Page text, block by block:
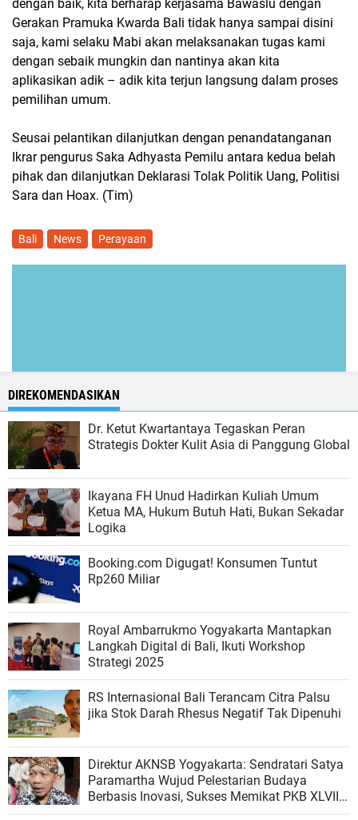
dengan baik, kita berharap kerjasama Bawaslu dengan
Gerakan Pramuka Kwarda Bali tidak hanya sampai disini
saja, kami selaku Mabi akan melaksanakan tugas kami
dengan sebaik mungkin dan nantinya akan kita
aplikasikan adik – adik kita terjun langsung dalam proses
pemilihan umum.
Seusai pelantikan dilanjutkan dengan penandatanganan
Ikrar pengurus Saka Adhyasta Pemilu antara kedua belah
pihak dan dilanjutkan Deklarasi Tolak Politik Uang, Politisi
Sara dan Hoax. (Tim)
Bali News Perayaan
DIREKOMENDASIKAN
Dr. Ketut Kwartantaya Tegaskan Peran
Strategis Dokter Kulit Asia di Panggung Global
Ikayana FH Unud Hadirkan Kuliah Umum
Ketua MA, Hukum Butuh Hati, Bukan Sekadar
Logika
Booking.com Digugat! Konsumen Tuntut
Rp260 Miliar
Royal Ambarrukmo Yogyakarta Mantapkan
Langkah Digital di Bali, Ikuti Workshop
Strategi 2025
RS Internasional Bali Terancam Citra Palsu
jika Stok Darah Rhesus Negatif Tak Dipenuhi
Direktur AKNSB Yogyakarta: Sendratari Satya
Paramartha Wujud Pelestarian Budaya
Berbasis Inovasi, Sukses Memikat PKB XLVIII
Bali